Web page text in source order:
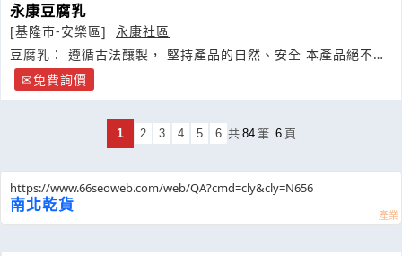
永康豆腐乳
[基隆市-安樂區]
永康社區
豆腐乳： 遵循古法釀製， 堅持產品的自然、安全 本產品絕不加
防腐劑等化學藥劑
免費詢價
1 2 3 4 5 6 共 84 筆 6 頁
https://www.66seoweb.com/web/QA?cmd=cly&cly=N656
南北乾貨